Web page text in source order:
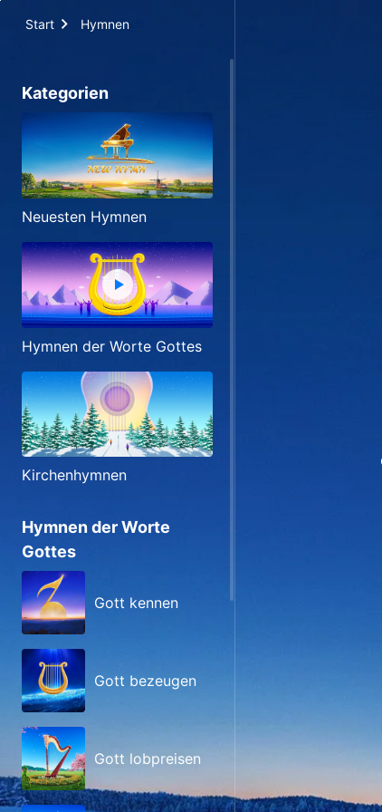
Start Hymnen
Kategorien
Neuesten Hymnen
Hymnen der Worte Gottes
Kirchenhymnen
Hymnen der Worte
Gottes
Gott kennen
Gott bezeugen
Gott lobpreisen